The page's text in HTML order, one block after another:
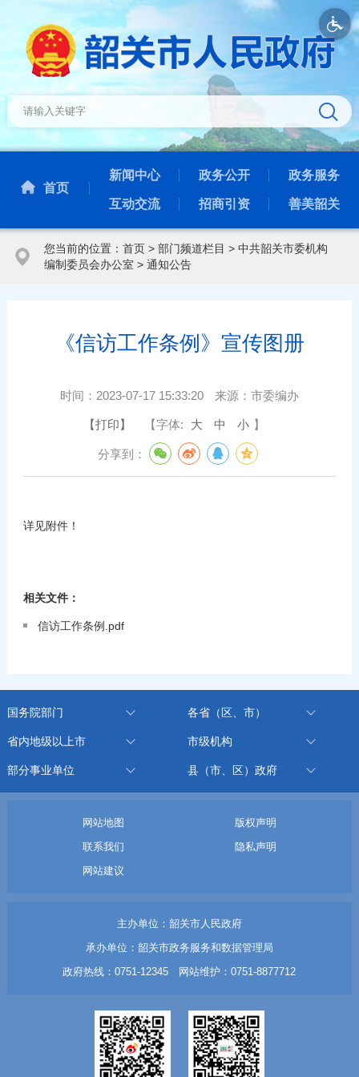
首页
新闻中心 政务公开 政务服务
互动交流 招商引资 善美韶关
您当前的位置： 首页> 部门频道栏目 > 中共韶关市委机构
编制委员会办公室 > 通知公告
《信访工作条例》宣传图册
时间： 2023-07-17 15:33:20 来源： 市委编办
【打印】 【字体: 大 中 小 】
分享到：
详见附件！
相关文件：
信访工作条例.pdf
国务院部门 各省（区、市）
省内地级以上市 市级机构
部分事业单位 县（市、区）政府
网站地图
版权声明
联系我们
隐私声明
网站建议
主办单位：韶关市人民政府
承办单位：韶关市政务服务和数据管理局
政府热线：0751-12345 网站维护：0751-8877712